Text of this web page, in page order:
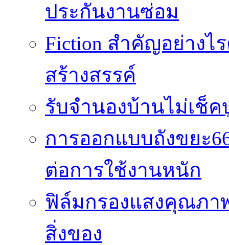
ประกันงานซ่อม
Fiction สำคัญอย่าง
สร้างสรรค์
รับจำนองบ้านไม่เช็ค
การออกแบบถังขยะ
ต่อการใช้งานหนัก
ฟิล์มกรองแสงคุณภา
สิ่งของ